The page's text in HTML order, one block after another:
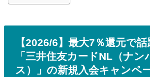
【2026/6】最大7％還元で
「三井住友カードNL（ナン
ス）」の新規入会キャンペ